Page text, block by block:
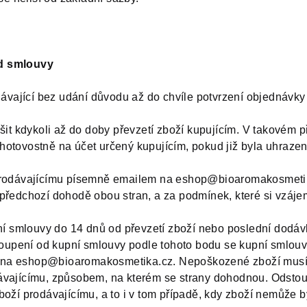
smlouvy
bez udání důvodu až do chvíle potvrzení
kdykoli až do doby převzetí zboží kupujícím. V takovém
na účet určený kupujícím, pokud již byla
písemně emailem na
dohodě obou stran, a za podmínek, které si
smlouvy do 14 dnů od převzetí zboží nebo poslední
od kupní smlouvy podle tohoto bodu se kupní
eshop@bioaromakosmetika.cz. Nepoškozené zboží
způsobem, na kterém se strany dohodnou.
prodávajícímu, a to i v tom případě, kdy zboží nemůže